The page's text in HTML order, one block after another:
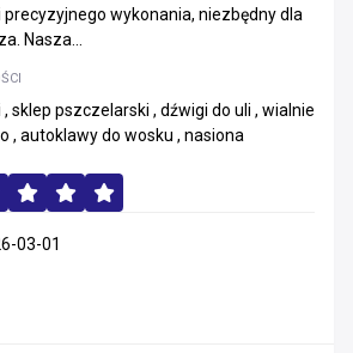
wykonania, niezbędny dla
Nasza...
sklep pszczelarski , dźwigi do uli , wialnie
, autoklawy do wosku , nasiona
03-01